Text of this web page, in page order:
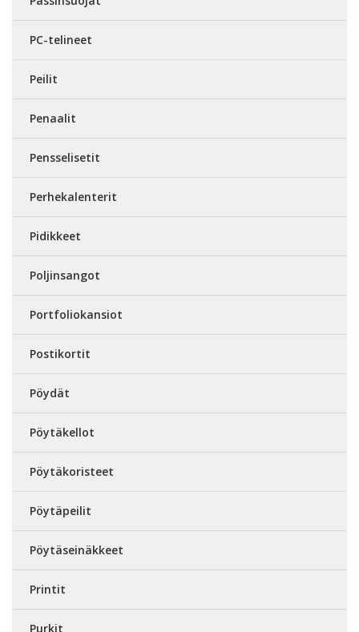
PC-telineet
Peilit
Penaalit
Pensselisetit
Perhekalenterit
Pidikkeet
Poljinsangot
Portfoliokansiot
Postikortit
Pöydät
Pöytäkellot
Pöytäkoristeet
Pöytäpeilit
Pöytäseinäkkeet
Printit
Purkit